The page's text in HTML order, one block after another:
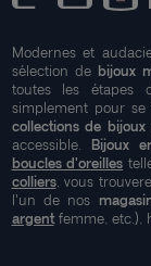
Modernes et
sélection de bijoux
toutes les
simplement pour
collections de
accessible. Bijoux
boucles d'oreilles
colliers, vous
l'un de nos
argentfemme, etc.),